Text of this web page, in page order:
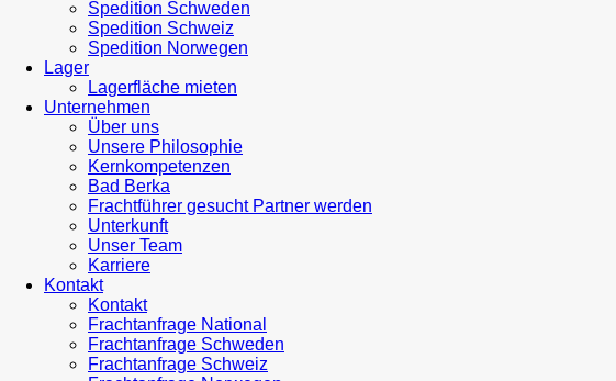
Spedition Schweden
Spedition Schweiz
Spedition Norwegen
Lager
Lagerfläche mieten
Unternehmen
Über uns
Unsere Philosophie
Kernkompetenzen
Bad Berka
Frachtführer gesucht Partner werden
Unterkunft
Unser Team
Karriere
Kontakt
Kontakt
Frachtanfrage National
Frachtanfrage Schweden
Frachtanfrage Schweiz